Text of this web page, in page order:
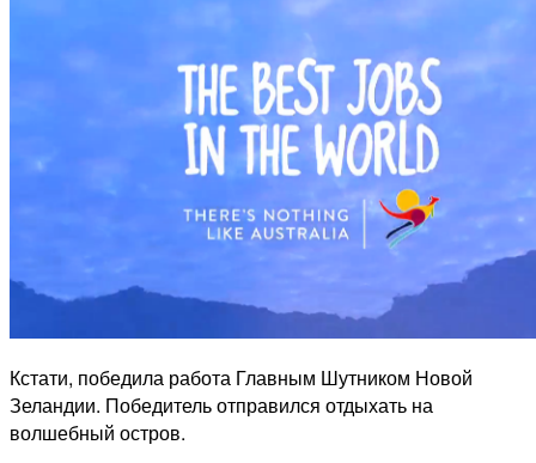
Кстати, победила работа Главным Шутником Новой
Зеландии. Победитель отправился отдыхать на
волшебный остров.